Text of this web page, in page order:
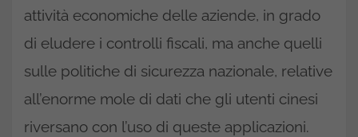
attività economiche delle aziende, in grado
di eludere i controlli fiscali, ma anche quelli
sulle politiche di sicurezza nazionale, relative
all’enorme mole di dati che gli utenti cinesi
riversano con l’uso di queste applicazioni.